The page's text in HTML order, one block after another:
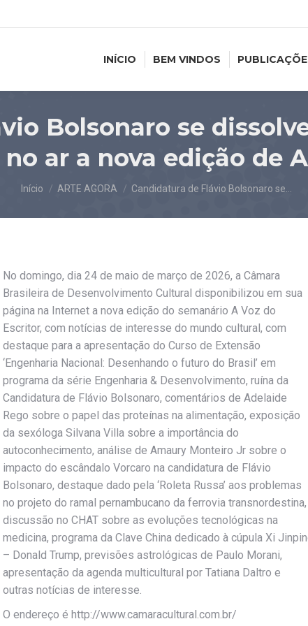
INÍCIO BEM VINDOS
Bolsonaro se
ar a nova edição de
Você está aqui:
Início ARTE AGORA Candidatura de Flávio Bolsonaro se…
No domingo, dia 24 de maio de março de 2026, a Câmara
Brasileira de Desenvolvimento Cultural disponibilizou em sua
página na Internet a nova edição do semanário A Voz do
Escritor, com notícias de interesse do mundo cultural, com
destaque para a apresentação do Curso de Extensão
‘Engenharia Nacional: Desenhando o futuro do Brasil’ em
programa da série Engenharia & Desenvolvimento, ruína da
Candidatura de Flávio Bolsonaro, comentários de Adelaide
Rego sobre o papel das proteínas na alimentação, exposição
da sexóloga Silvana Villa sobre a importância do
autoconhecimento, análise de Amaury Monteiro Jr sobre o
impacto do escândalo Vorcaro na candidatura de Flávio
Bolsonaro, destaque dado pela ‘Roleta Russa’ aos problemas
no projeto do ramal pernambucano da ferrovia transnordestina,
discussão no CHAT sobre as evoluções tecnológicas na
medicina, programa da Clave China dedicado à cúpula Xi
– Donald Trump, previsões astrológicas de Paulo Morani,
apresentação da agenda multicultural por Tatiana Daltro e
outras notícias de interesse.
O endereço é http://www.camaracultural.com.br/